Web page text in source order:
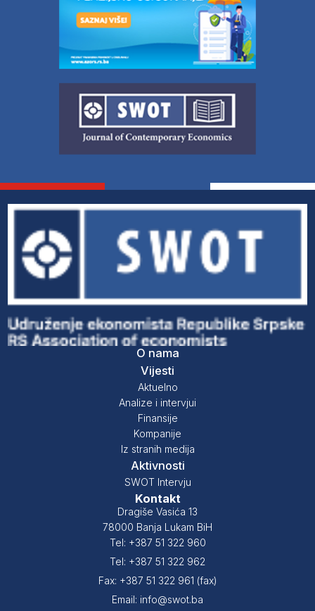
O nama
Vijesti
Aktuelno
Analize i intervjui
Finansije
Kompanije
Iz stranih medija
Aktivnosti
SWOT Intervju
Kontakt
Dragiše Vasića 13
78000 Banja Lukam BiH
Tel: +387 51 322 960
Tel: +387 51 322 962
Fax: +387 51 322 961 (fax)
Email: info@swot.ba